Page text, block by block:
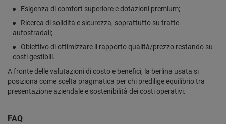
Esigenza di comfort superiore e dotazioni premium;
Ricerca di solidità e sicurezza, soprattutto su tratte
autostradali;
Obiettivo di ottimizzare il rapporto qualità/prezzo restando su
costi gestibili.
A fronte delle valutazioni di costo e benefici, la berlina usata si
posiziona come scelta pragmatica per chi predilige equilibrio tra
presentazione aziendale e sostenibilità dei costi operativi.
FAQ